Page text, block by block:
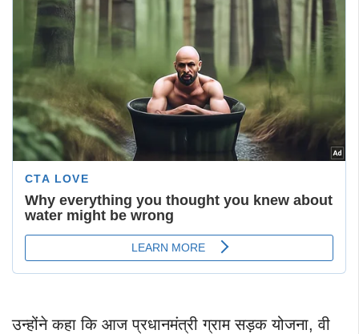
उन्होंने कहा कि आज प्रधानमंत्री ग्राम सड़क योजना, वी